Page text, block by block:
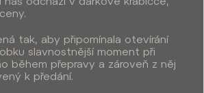
nás odchází v dárkové krabičce,
tak, aby připomínala otevírání
slavnostnější moment při
během přepravy a zároveň z něj
k předání.